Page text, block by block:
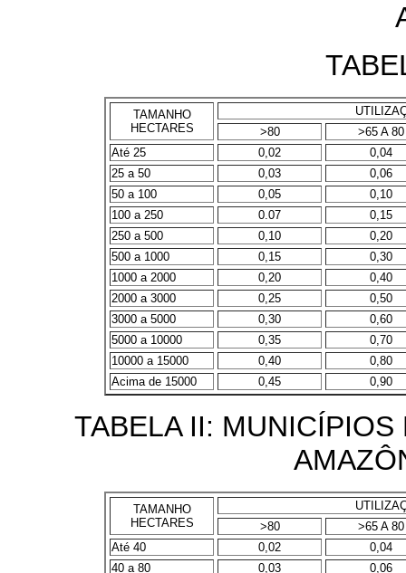
TAMANHO
HECTARES
>80
>65 A 80
Até 25
0,02
0,04
25 a 50
0,03
0,06
50 a 100
0,05
0,10
100 a 250
0.07
0,15
250 a 500
0,10
0,20
500 a 1000
0,15
0,30
1000 a 2000
0,20
0,40
2000 a 3000
0,25
0,50
3000 a 5000
0,30
0,60
5000 a 10000
0,35
0,70
10000 a 15000
0,40
0,80
Acima de 15000
0,45 0,90
TABELA II:
TAMANHO
HECTARES
>80
>65 A 80
Até 40
0,02
0,04
40 a 80
0,03 0,06